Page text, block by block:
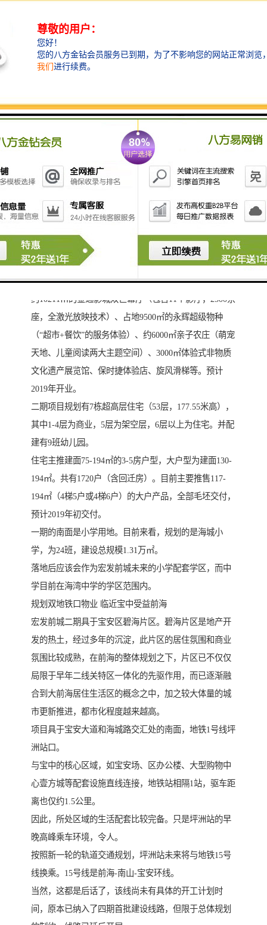
企的旧改规划，相对该项目具备一定的升值潜力，感兴
趣的童鞋可以重点关注一下。
【项目资料】
㎡，容积率达到8.99。
宏发前城中心整体分为三宗地块开发，分两期开发。二
期住宅部分位于地块的正中间。因此，项目受宝安大道
和新湖路的噪音影响较小，合围地块，对于朝向花园的
户型，景观环境和居家舒适度都要高得多。
商业。
地连成一体，并与地铁坪洲站直接接驳，非常便利。
该购物中心命名为“宝安大仟里”，规划零售占比35%，
餐饮占比28%，占比24%，生活配套占比13%。其中包含
约10211㎡的金逸影城双巨幕厅（包含11个影厅，2500余
座，全激光放映技术）、占地9500㎡的永辉超级物种
（“超市+餐饮”的服务体验）、约6000㎡亲子农庄（萌宠
天地、儿童阅读两大主题空间）、3000㎡体验式非物质
文化遗产展览馆、保时捷体验店、旋风滑梯等。预计
2019年开业。
二期项目规划有7栋超高层住宅（53层，177.55米高），
其中1-4层为商业，5层为架空层，6层以上为住宅。并配
建有9班幼儿园。
住宅主推建面75-194㎡的3-5房户型，大户型为建面130-
194㎡。共有1720户（含回迁房）。目前主要推售117-
194㎡（4梯5户或4梯6户）的大户产品，全部毛坯交付，
预计2019年初交付。
一期的南面是小学用地。目前来看，规划的是海城小
学，为24班，建设总规模1.31万㎡。
落地后应该会作为宏发前城未来的小学配套学区，而中
学目前在海湾中学的学区范围内。
规划双地铁口物业 临近宝中受益前海
宏发前城二期具于宝安区碧海片区。碧海片区是地产开
发的热土，经过多年的沉淀，此片区的居住氛围和商业
氛围比较成熟，在前海的整体规划之下，片区已不仅仅
局限于早年二线关特区一体化的先驱作用，而已逐渐融
合到大前海居住生活区的概念之中，加之较大体量的城
市更新推进，都市化程度越来越高。
项目具于宝安大道和海城路交汇处的南面，地铁1号线坪
洲站口。
与宝中的核心区域，如宝安场、区办公楼、大型购物中
心壹方城等配套设施直线连接，地铁站相隔1站，驱车距
离也仅约1.5公里。
因此，所处区域的生活配套比较完备。只是坪洲站的早
晚高峰乘车环境，令人。
按照新一轮的轨道交通规划，坪洲站未来将与地铁15号
线换乘。15号线是前海-南山-宝安环线。
当然，这都是后话了，该线尚未有具体的开工计划时
间，原本已纳入了四期首批建设线路，但限于总体规划